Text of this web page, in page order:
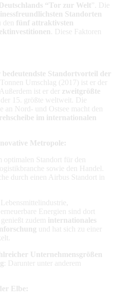
Deutschlands “Tor zur Welt ”. Die
Standorten
fünf attraktivsten
. Diese Faktoren
Standortvorteil der
Umschlag (2017) ist er der
ist er der zweitgrößte
15. größte weltweit. Die
Nord- und Ostsee macht den
im internationalen
Metropole:
Standort für den
sowie den Handel.
durch einen Airbus Standort in
Energien sind dort
zudem internationales
und hat sich zu einer
Unternehmensgrößen
: Darunter unter anderem
Elbe: